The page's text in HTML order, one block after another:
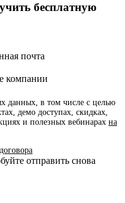
бесплатную
почта
компании
данных, в том числе с целью
демо доступах, скидках,
и полезных вебинарах на
отправить снова